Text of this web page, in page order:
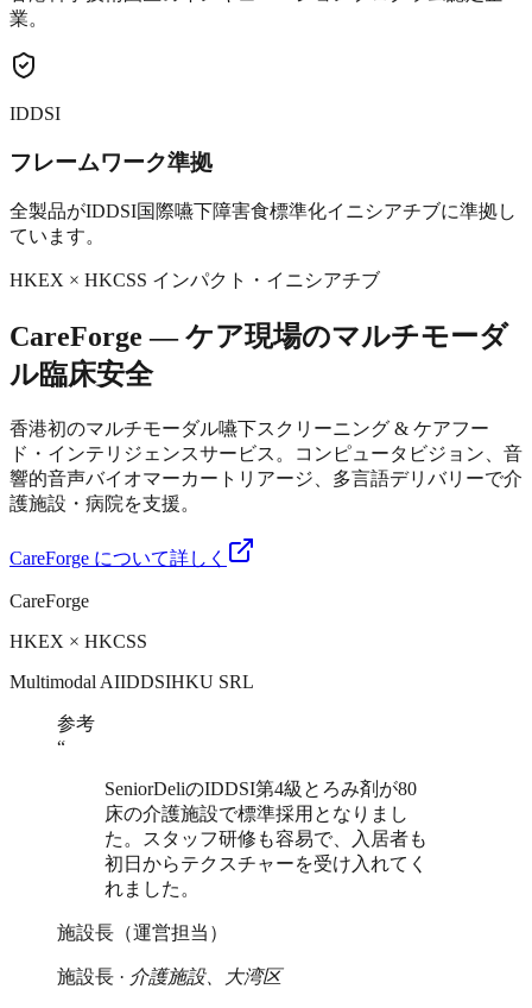
業。
IDDSI
フレームワーク準拠
全製品がIDDSI国際嚥下障害食標準化イニシアチブに準拠し
ています。
HKEX × HKCSS インパクト・イニシアチブ
CareForge — ケア現場のマルチモーダ
ル臨床安全
香港初のマルチモーダル嚥下スクリーニング & ケアフー
ド・インテリジェンスサービス。コンピュータビジョン、音
響的音声バイオマーカートリアージ、多言語デリバリーで介
護施設・病院を支援。
CareForge について詳しく
CareForge
HKEX × HKCSS
Multimodal AIIDDSIHKU SRL
参考
“
SeniorDeliのIDDSI第4級とろみ剤が80
床の介護施設で標準採用となりまし
た。スタッフ研修も容易で、入居者も
初日からテクスチャーを受け入れてく
れました。
施設長（運営担当）
施設長 · 介護施設、大湾区